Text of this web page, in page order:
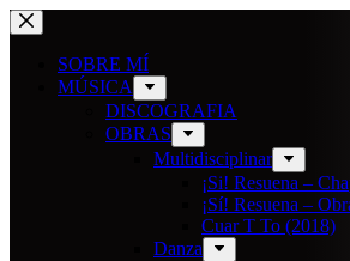
Saltar
al
contenidoSOBRE MÍ
MÚSICA
DISCOGRAFIA
OBRAS
Multidisciplinar
¡Si! Resuena –
¡Sí! Resuena –
Cuar T To (2018)
Danza